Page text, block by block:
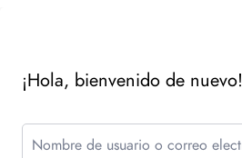
¡Hola, bienvenido de nuevo!